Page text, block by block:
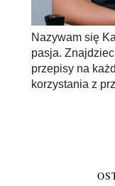
Nazywam się
pasja.
przepisy na
korzystania z